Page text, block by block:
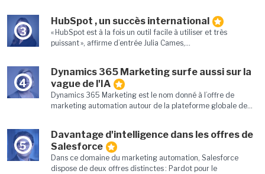
3
HubSpot , un succès international
« HubSpot est à la fois un outil facile à utiliser et très
puissant », affirme d’entrée Julia Cames,...
4
Dynamics 365 Marketing surfe aussi sur la
vague de l'IA
Dynamics 365 Marketing est le nom donné à l’offre de
marketing automation autour de la plateforme globale de...
5
Davantage d'intelligence dans les offres de
Salesforce
Dans ce domaine du marketing automation, Salesforce
dispose de deux offres distinctes : Pardot pour le